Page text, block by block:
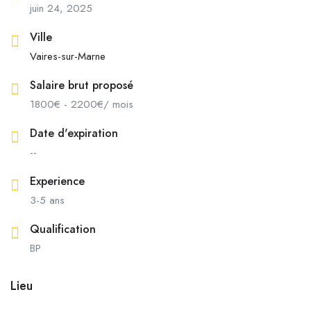
juin 24, 2025
Ville
Vaires-sur-Marne
Salaire brut proposé
1800€ - 2200€/ mois
Date d'expiration
--
Experience
3-5 ans
Qualification
BP
Lieu